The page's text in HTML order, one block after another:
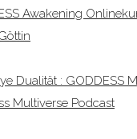
Awakening
Dualität : GODDESS
Multiverse Podcast